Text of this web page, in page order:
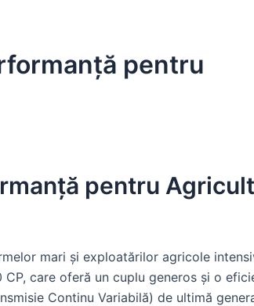
pentru
pentru
mari și exploatărilor agricole
care oferă un cuplu generos și o
Continu Variabilă) de ultimă